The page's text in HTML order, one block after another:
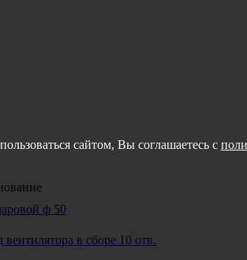
ф 50
в сборе 10 отв.
сайтом, Вы соглашаетесь с